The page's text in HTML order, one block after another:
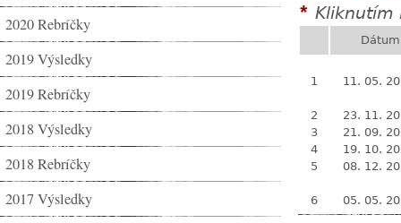
2020 Rebríčky
2019 Výsledky
2019 Rebríčky
2018 Výsledky
2018 Rebríčky
2017 Výsledky
* Kliknutím
Dátum
1 11. 05.
2
23. 11.
3
21. 09.
4
19. 10.
5
08. 12.
6 05. 05.